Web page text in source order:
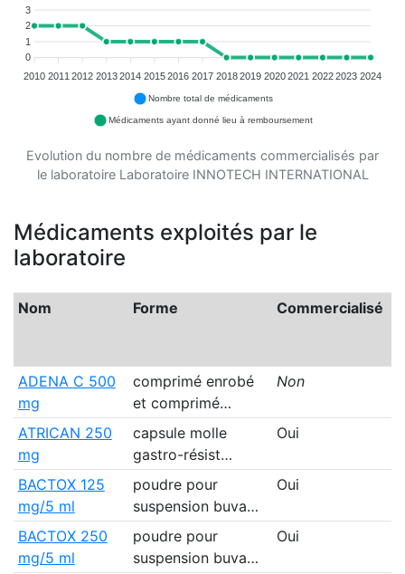
3
2
1
0
2010 2011 2012 2013 2014 2015 2016 2017 2018 2019 2020 2021 2022 2023 2024
Nombre total de médicaments
Médicaments ayant donné lieu à remboursement
Evolution du nombre de médicaments commercialisés par
le laboratoire Laboratoire INNOTECH INTERNATIONAL
Médicaments exploités par le
laboratoire
Nom Forme Commercialisé
ADENA C 500
mg
comprimé enrobé
et comprimé…
Non
ATRICAN 250
mg
capsule molle
gastro-résist…
Oui
BACTOX 125
mg/5 ml
poudre pour
suspension buva…
Oui
BACTOX 250
mg/5 ml
poudre pour
suspension buva…
Oui